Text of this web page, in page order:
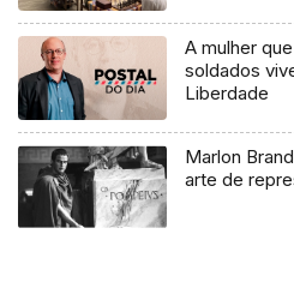
A mulher
soldados
Liberdade
Marlon
arte de